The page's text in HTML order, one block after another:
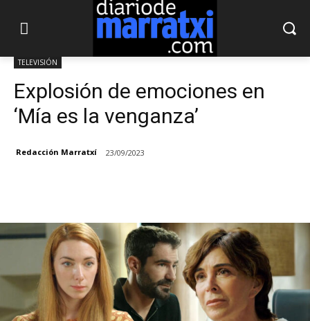
TELEVISIÓN
Explosión de emociones en
‘Mía es la venganza’
Redacción Marratxí 23/09/2023